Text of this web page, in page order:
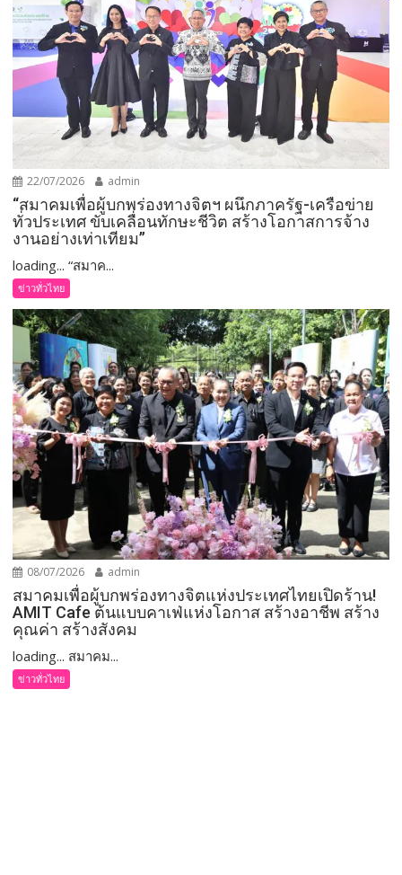
22/07/2026 admin
“สมาคมเพื่อผู้บกพร่องทางจิตฯ ผนึกภาครัฐ-เครือข่าย
ทั่วประเทศ ขับเคลื่อนทักษะชีวิต สร้างโอกาสการจ้าง
งานอย่างเท่าเทียม”
loading... “สมาค...
ข่าวทั่วไทย
08/07/2026 admin
สมาคมเพื่อผู้บกพร่องทางจิตแห่งประเทศไทยเปิดร้าน!
AMIT Cafe ต้นแบบคาเฟ่แห่งโอกาส สร้างอาชีพ สร้าง
คุณค่า สร้างสังคม
loading... สมาคม...
ข่าวทั่วไทย